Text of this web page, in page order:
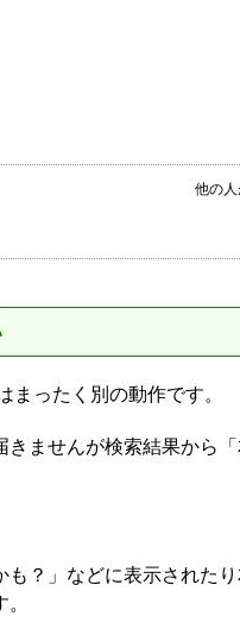
他の
まったく別の動作です。
ませんが検索結果から
？」などに表示された